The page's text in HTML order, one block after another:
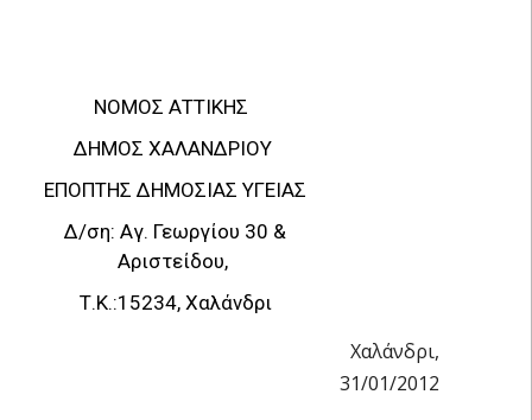
ΝΟΜΟΣ ΑΤΤΙΚΗΣ
ΔΗΜΟΣ ΧΑΛΑΝΔΡΙΟΥ
ΕΠΟΠΤΗΣ ΔΗΜΟΣΙΑΣ ΥΓΕΙΑΣ
Δ/ση: Αγ. Γεωργίου 30 &
Αριστείδου,
Τ.Κ.:15234, Χαλάνδρι
Χαλάνδρι,
31/01/2012